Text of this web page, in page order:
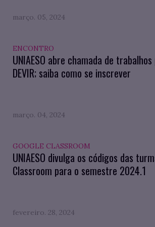
março. 05, 2024
ENCONTRO
UNIAESO abre chamada de
DEVIR; saiba como se inscrever
março. 04, 2024
GOOGLE CLASSROOM
UNIAESO divulga os códigos das
Classroom para o semestre 2024.1
fevereiro. 28, 2024